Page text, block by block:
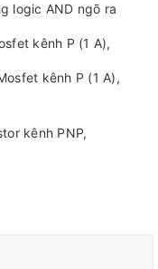
logic AND ngõ ra
kênh P (1 A),
kênh P (1 A),
kênh PNP,